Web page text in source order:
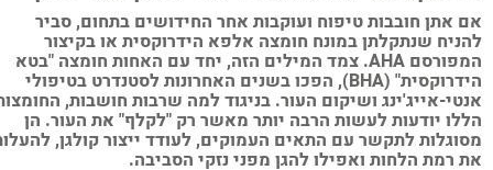
אתן חובבות טיפוח ועוקבות אחר החידושים בתחום, סביר
שנתקלתן במונח חומצה אלפא הידרוקסית או בקיצור
המפורסם AHA. צמד המילים הזה, יחד עם האחות חומצה "בטא
הידרוקסית" (BHA), הפכו בשנים האחרונות לסטנדרט בטיפולי
אייג'ינג ושיקום העור. בניגוד למה שרבות חושבות, החומצות
יודעות לעשות הרבה יותר מאשר רק "לקלף" את העור. הן
לתקשר עם התאים העמוקים, לעודד ייצור קולגן, להעלות
רמת הלחות ואפילו להגן מפני נזקי הסביבה.